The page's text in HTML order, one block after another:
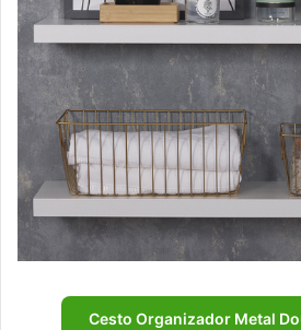
Cesto Organizador Metal